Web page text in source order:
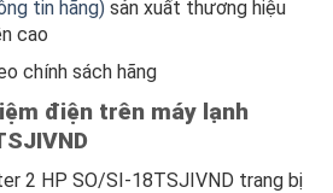
tin hãng)sản xuất thương hiệu
cao
chính sách hãng
điện trên máy lạnh
2 HP SO/SI-18TSJIVND trang bị